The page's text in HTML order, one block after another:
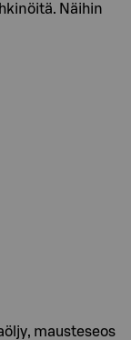
Näihin
mausteseos